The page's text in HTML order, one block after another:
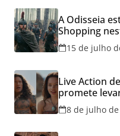
A Odisseia
Shopping
15 de julho
Live Action
promete
Cineflix do
8 de julho